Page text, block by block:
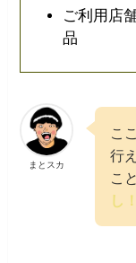
ご利用店
品
まとスカ
こ
行
こ
し！